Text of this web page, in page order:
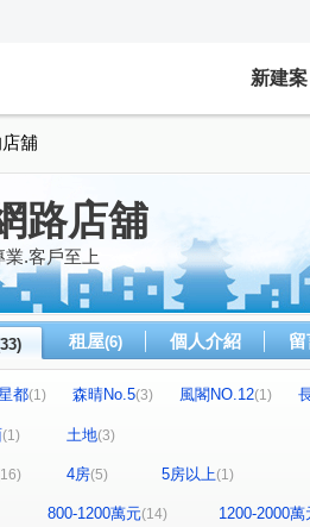
新建案
舖
路店舖
.客戶至上
租屋(6) 個人介紹
都(1) 森晴No.5(3) 風閣NO.12(1)
信全街
興段 莊敬街 松林街(1)
富路一段(2) 潤泰街(1) 信全街(1)
康
(1) 土地(3)
4房(5) 5房以上(1)
800-1200萬元(14) 1200-2000萬